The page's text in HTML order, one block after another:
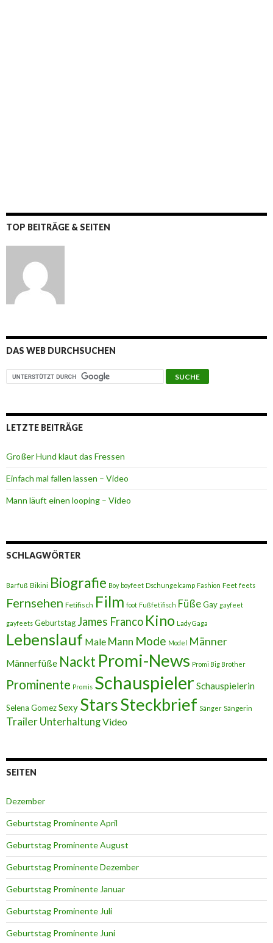
TOP BEITRÄGE & SEITEN
DAS WEB DURCHSUCHEN
LETZTE BEITRÄGE
Großer Hund klaut das Fressen
Einfach mal fallen lassen – Video
Mann läuft einen looping – Video
SCHLAGWÖRTER
Barfuß Bikini Biografie Boy boyfeet Dschungelcamp Fashion Feet feets
Fernsehen Fetifisch Film foot Fußfetifisch FüßeGay gayfeet
gayfeets Geburtstag James Franco Kino Lady Gaga
Lebenslauf Male Mann Mode Model Männer
Männerfüße Nackt Promi-News Promi Big Brother
Prominente Promis Schauspieler Schauspielerin
Selena GomezSexy StarsSteckbrief Sänger Sängerin
Trailer UnterhaltungVideo
SEITEN
Dezember
Geburtstag Prominente April
Geburtstag Prominente August
Geburtstag Prominente Dezember
Geburtstag Prominente Januar
Geburtstag Prominente Juli
Geburtstag Prominente Juni